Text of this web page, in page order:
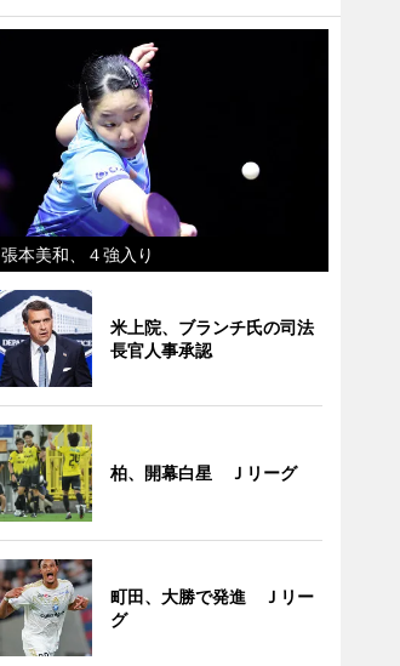
張本美和、４強入り
米上院、ブランチ氏の司法
長官人事承認
柏、開幕白星 Ｊリーグ
町田、大勝で発進 Ｊリー
グ